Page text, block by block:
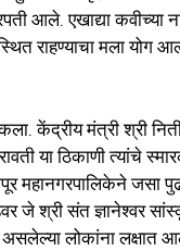
आले. एखाद्या कवीच्या
राहण्याचा मला योग
केंद्रीय मंत्री श्री
या ठिकाणी त्यांचे
महानगरपालिकेने जसा
जे श्री संत ज्ञानेश्वर
लोकांना लक्षात